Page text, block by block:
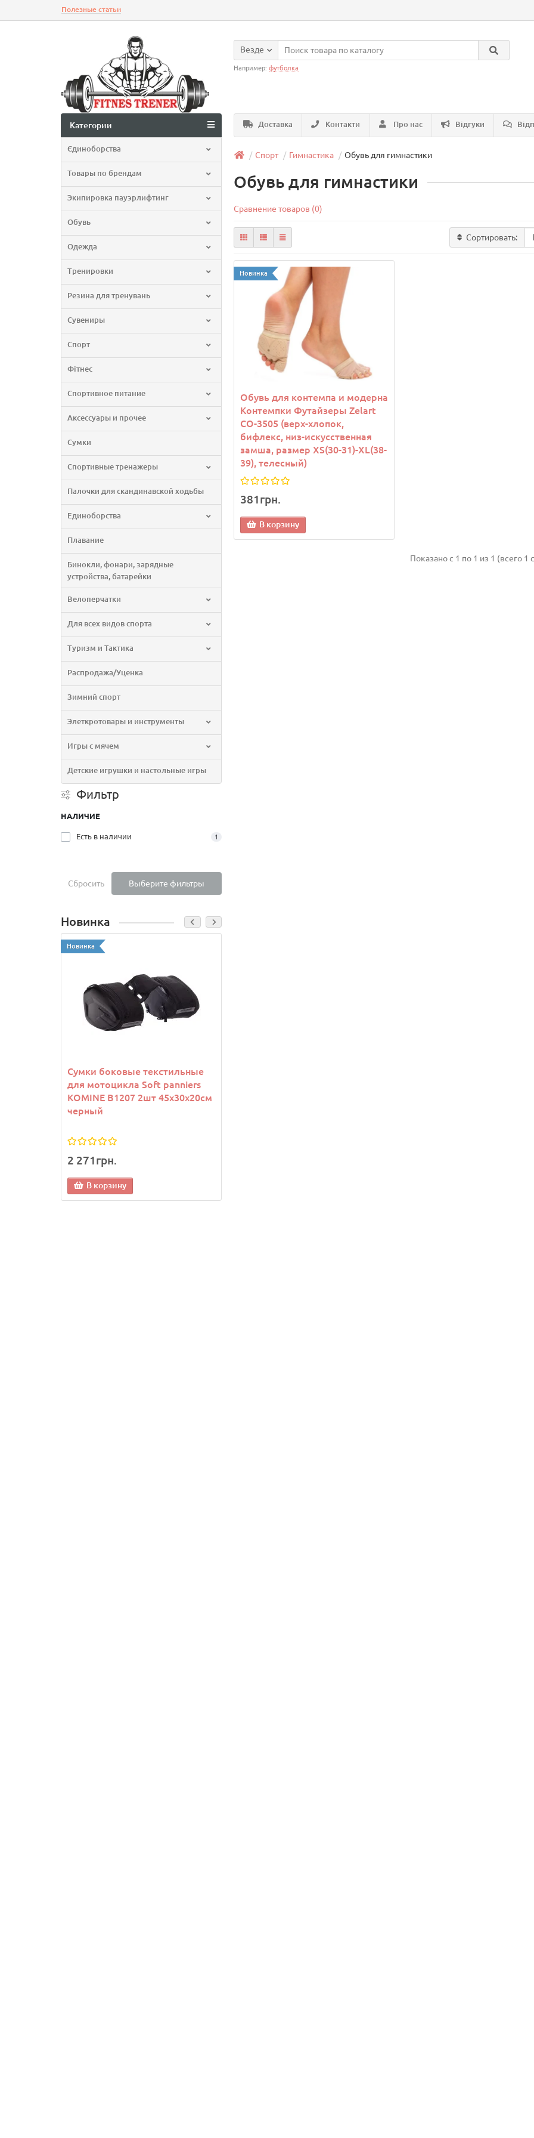
Полезные статьи
Везде
Например: футболка
Доставка Контакти Про нас Відгуки
Категории
Єдиноборства
Товары по брендам
Экипировка пауэрлифтинг
Обувь
Одежда
Тренировки
Резина для тренувань
Сувениры
Спорт
Фітнес
Спортивное питание
Аксессуары и прочее
Сумки
Спортивные тренажеры
Палочки для скандинавской ходьбы
Единоборства
Плавание
Бинокли, фонари, зарядные
устройства, батарейки
Велоперчатки
Для всех видов спорта
Туризм и Тактика
Распродажа/Уценка
Зимний спорт
Элеткротовары и инструменты
Игры с мячем
Детские игрушки и настольные игры
Спорт Гимнастика Обувь для гимнастики
Фильтр
НАЛИЧИЕ
Есть в наличии 1
Сбросить Выберите фильтры
Новинка
Новинка
Сумки боковые текстильные
для мотоцикла Soft panniers
KOMINE B1207 2шт 45х30х20см
черный
2 271грн.
В корзину
Обувь для гимнастики
Сравнение товаров (0)
Сортировать:
Новинка
Обувь для контемпа и модерна
Контемпки Футайзеры Zelart
CO-3505 (верх-хлопок,
бифлекс, низ-искусственная
замша, размер XS(30-31)-XL(38-
39), телесный)
381грн.
В корзину
Показано с 1 по 1 из 1 (всего 1